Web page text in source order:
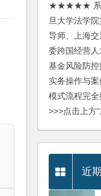
★★★★★ 系华
旦大学法学
导师、上海
委跨国经营
基金风险防
实务操作与
模式流程完
>>>点击上方“
近